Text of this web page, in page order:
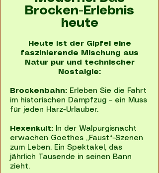
Brocken-Erlebnis
heute
Heute ist der Gipfel eine
faszinierende Mischung aus
Natur pur und technischer
Nostalgie:
Brockenbahn: Erleben Sie die Fahrt
im historischen Dampfzug – ein Muss
für jeden Harz-Urlauber.
Hexenkult: In der Walpurgisnacht
erwachen Goethes „Faust“-Szenen
zum Leben. Ein Spektakel, das
jährlich Tausende in seinen Bann
zieht.